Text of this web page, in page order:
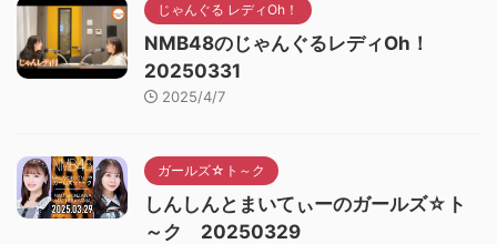
じゃんぐる レディOh！
NMB48のじゃんぐるレディOh！
20250331
2025/4/7
ガールズ☆ト～ク
しんしんとまいてぃーのガールズ☆ト
～ク 20250329